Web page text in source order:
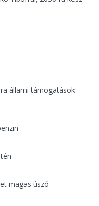
állami támogatások
magas úszó